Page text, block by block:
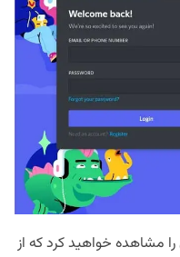
مشاهده خواهید کرد که از